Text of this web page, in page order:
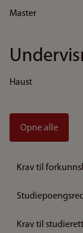
Master
Haust
Opne alle
Krav til
Krav til studierett